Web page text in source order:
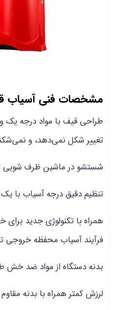
مشخصات فنی آسیاب
طراحی قیف با مواد درجه یک
تغییر شکل نمی‌دهد، و
شستشو در ماشین ظرف شویی تا دمای 90 درجه
تنظیم دقیق درجه آسیاب با یک
همراه با تکنولوژی جدید
فرآیند آسیاب محفظه خروجی
بدنه دستگاه از مواد ضد
لرزش کمتر همراه با بدنه مقاوم